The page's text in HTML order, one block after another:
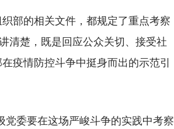
的相关文件，都规定了重点考察
清楚，既是回应公众关切、接受社
疫情防控斗争中挺身而出的示范引
委要在这场严峻斗争的实践中考察